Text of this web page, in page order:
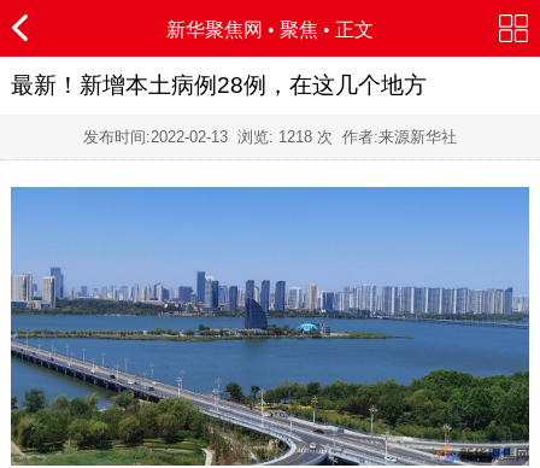
新华聚焦网 • 聚焦 • 正文
最新！新增本土病例28例，在这几个地方
发布时间:2022-02-13 浏览: 1218 次 作者:来源新华社